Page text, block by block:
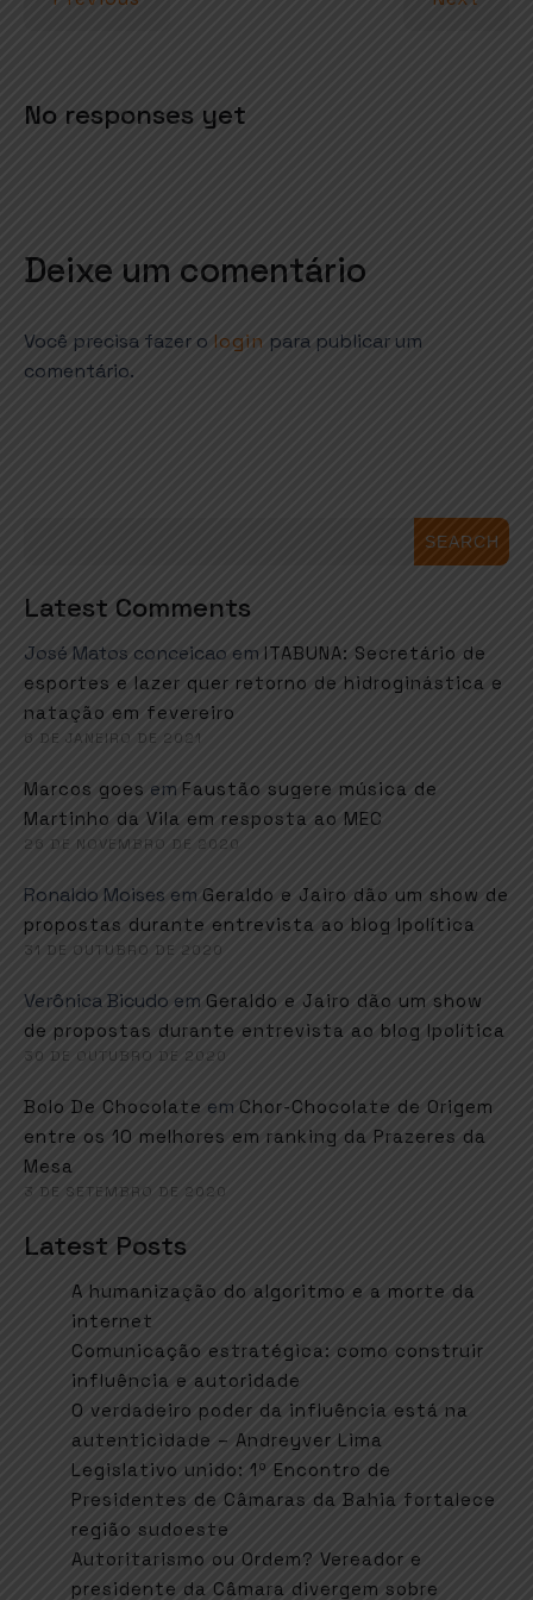
No responses yet
Deixe um comentário
Você precisa fazer o login para publicar um
comentário.
SEARCH
Latest Comments
José Matos conceicao em ITABUNA: Secretário de
esportes e lazer quer retorno de hidroginástica e
natação em fevereiro
6 DE JANEIRO DE 2021
Marcos goes em Faustão sugere música de
Martinho da Vila em resposta ao MEC
26 DE NOVEMBRO DE 2020
Ronaldo Moises em Geraldo e Jairo dão um show de
propostas durante entrevista ao blog Ipolítica
31 DE OUTUBRO DE 2020
Verônica Bicudo em Geraldo e Jairo dão um show
de propostas durante entrevista ao blog Ipolítica
30 DE OUTUBRO DE 2020
Bolo De Chocolate em Chor-Chocolate de Origem
entre os 10 melhores em ranking da Prazeres da
Mesa
3 DE SETEMBRO DE 2020
Latest Posts
A humanização do algoritmo e a morte da
internet
Comunicação estratégica: como construir
influência e autoridade
O verdadeiro poder da influência está na
autenticidade – Andreyver Lima
Legislativo unido: 1º Encontro de
Presidentes de Câmaras da Bahia fortalece
região sudoeste
Autoritarismo ou Ordem? Vereador e
presidente da Câmara divergem sobre